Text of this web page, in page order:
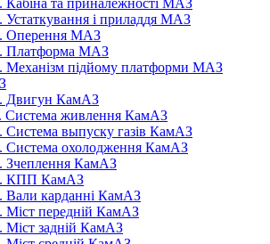
Кабіна та приналежності МАЗ
Устаткування і приладдя МАЗ
Оперення МАЗ
Платформа МАЗ
Механізм підйому платформи МАЗ
Двигун КамАЗ
Система живлення КамАЗ
Система выпуску газів КамАЗ
Система охолодження КамАЗ
Зчеплення КамАЗ
КПП КамАЗ
Вали карданні КамАЗ
Міст передній КамАЗ
Міст задній КамАЗ